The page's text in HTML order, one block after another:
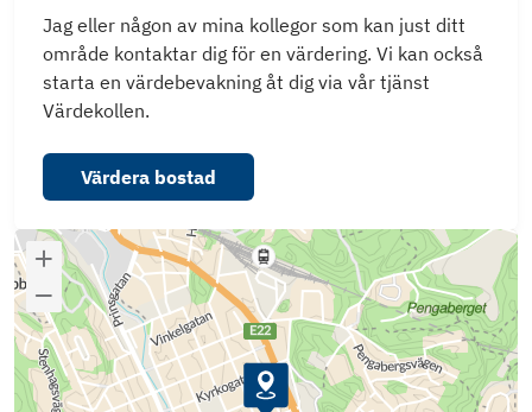
Jag eller någon av mina kollegor som kan just ditt
område kontaktar dig för en värdering. Vi kan också
starta en värdebevakning åt dig via vår tjänst
Värdekollen.
Värdera bostad